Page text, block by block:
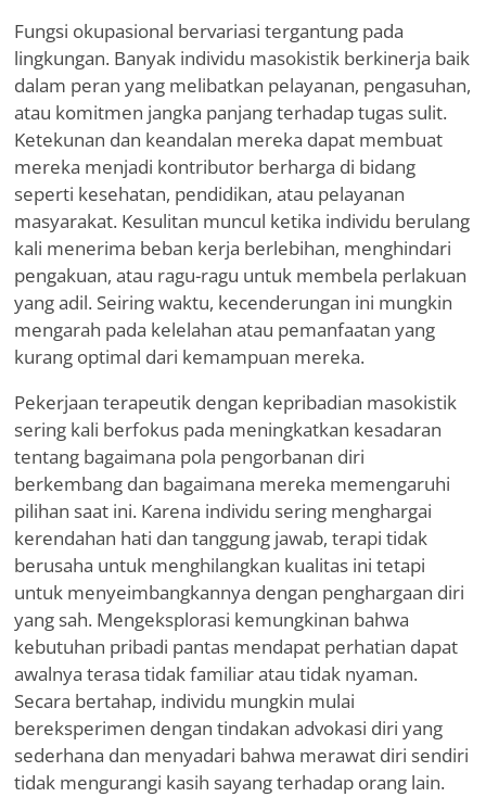
Fungsi okupasional bervariasi tergantung pada
lingkungan. Banyak individu masokistik berkinerja baik
dalam peran yang melibatkan pelayanan, pengasuhan,
atau komitmen jangka panjang terhadap tugas sulit.
Ketekunan dan keandalan mereka dapat membuat
mereka menjadi kontributor berharga di bidang
seperti kesehatan, pendidikan, atau pelayanan
masyarakat. Kesulitan muncul ketika individu berulang
kali menerima beban kerja berlebihan, menghindari
pengakuan, atau ragu-ragu untuk membela perlakuan
yang adil. Seiring waktu, kecenderungan ini mungkin
mengarah pada kelelahan atau pemanfaatan yang
kurang optimal dari kemampuan mereka.
Pekerjaan terapeutik dengan kepribadian masokistik
sering kali berfokus pada meningkatkan kesadaran
tentang bagaimana pola pengorbanan diri
berkembang dan bagaimana mereka memengaruhi
pilihan saat ini. Karena individu sering menghargai
kerendahan hati dan tanggung jawab, terapi tidak
berusaha untuk menghilangkan kualitas ini tetapi
untuk menyeimbangkannya dengan penghargaan diri
yang sah. Mengeksplorasi kemungkinan bahwa
kebutuhan pribadi pantas mendapat perhatian dapat
awalnya terasa tidak familiar atau tidak nyaman.
Secara bertahap, individu mungkin mulai
bereksperimen dengan tindakan advokasi diri yang
sederhana dan menyadari bahwa merawat diri sendiri
tidak mengurangi kasih sayang terhadap orang lain.